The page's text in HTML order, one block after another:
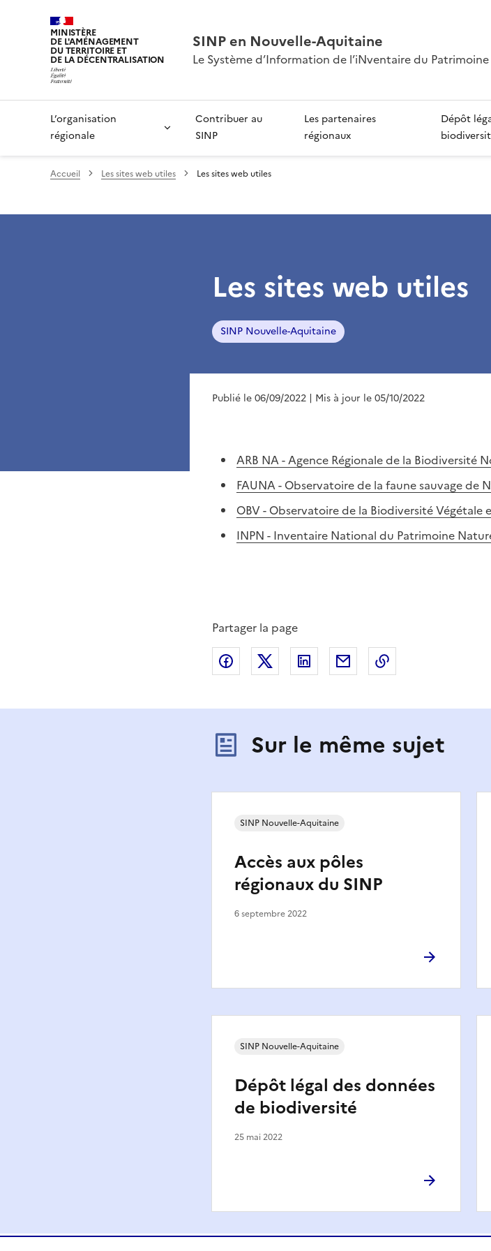
MINISTÈRE
DE L'AMÉNAGEMENT
DU TERRITOIRE ET
DE LA DÉCENTRALISATION
SINP en Nouvelle-Aquitaine
Le Système d’Information de l’iNventaire du
L’organisation
régionale
Contribuer au
SINP
Les partenaires
régionaux
Dépôt
Accueil Les sites web utiles Les sites web utiles
Les sites web utiles
SINP Nouvelle-Aquitaine
Publié le 06/09/2022 | Mis à jour le 05/10/2022
ARB NA - Agence Régionale de la Biodiversité
FAUNA - Observatoire de la faune sauvage de
OBV - Observatoire de la Biodiversité
INPN - Inventaire National du Patrimoine
Partager la page
Partager sur Facebook
Partager sur XPartager sur LinkedIn
Partager par email
Copier le lien
Sur le même sujet
Accès aux pôles
régionaux du SINP
SINP Nouvelle-Aquitaine
6 septembre 2022
Dépôt légal des données
de biodiversité
SINP Nouvelle-Aquitaine
25 mai 2022